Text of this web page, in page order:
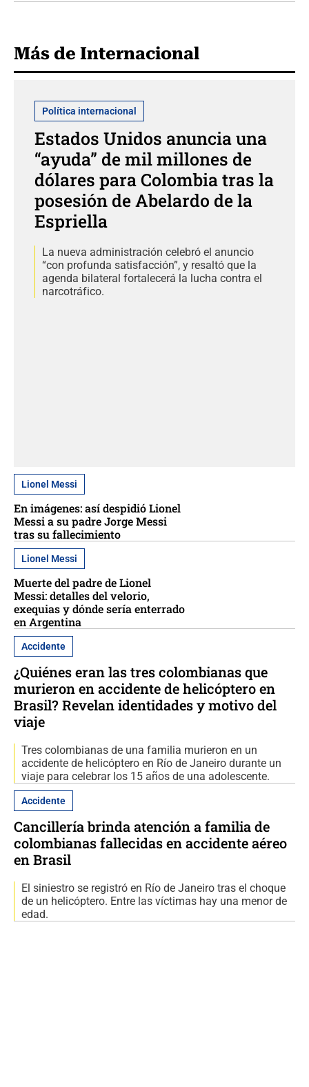
Más de Internacional
Política internacional
Estados Unidos anuncia una
“ayuda” de mil millones de
dólares para Colombia tras la
posesión de Abelardo de la
Espriella
La nueva administración celebró el anuncio
“con profunda satisfacción”, y resaltó que la
agenda bilateral fortalecerá la lucha contra el
narcotráfico.
Lionel Messi
En imágenes: así despidió Lionel
Messi a su padre Jorge Messi
tras su fallecimiento
Lionel Messi
Muerte del padre de Lionel
Messi: detalles del velorio,
exequias y dónde sería enterrado
en Argentina
Accidente
¿Quiénes eran las tres colombianas que
murieron en accidente de helicóptero en
Brasil? Revelan identidades y motivo del
viaje
Tres colombianas de una familia murieron en un
accidente de helicóptero en Río de Janeiro durante un
viaje para celebrar los 15 años de una adolescente.
Accidente
Cancillería brinda atención a familia de
colombianas fallecidas en accidente aéreo
en Brasil
El siniestro se registró en Río de Janeiro tras el choque
de un helicóptero. Entre las víctimas hay una menor de
edad.